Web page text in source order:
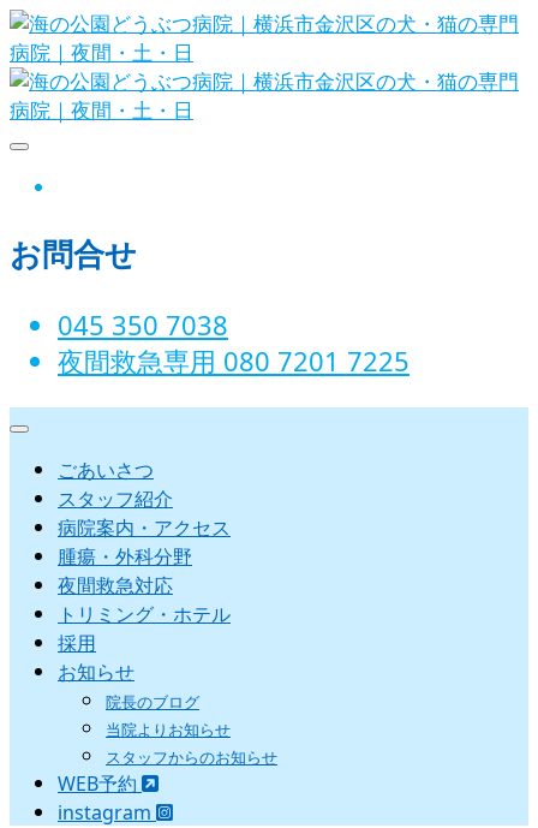
Skip
to
content
日
お問合せ
045 350 7038‬
夜間救急専用 080 7201 7225‬
ごあいさつ
スタッフ紹介
病院案内・アクセス
腫瘍・外科分野
夜間救急対応
トリミング・ホテル
採用
お知らせ
院長のブログ
当院よりお知らせ
スタッフからのお知らせ
WEB予約
instagram